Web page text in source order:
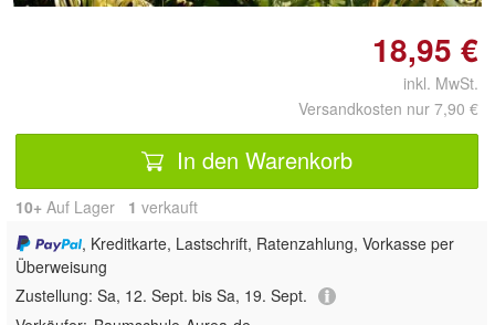
18,95 €
inkl. MwSt.
Versandkosten nur 7,90 €
In den Warenkorb
10+ Auf Lager 1 verkauft
, Kreditkarte, Lastschrift, Ratenzahlung, Vorkasse per
Überweisung
Zustellung: Sa, 12. Sept. bis Sa, 19. Sept.